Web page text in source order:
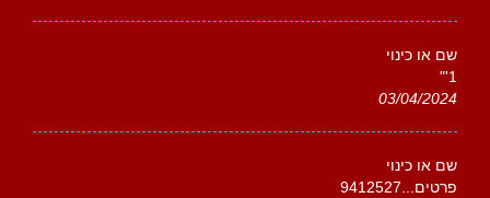
שם או כינוי
1'"
03/04/2024
שם או כינוי
פרטים...9412527